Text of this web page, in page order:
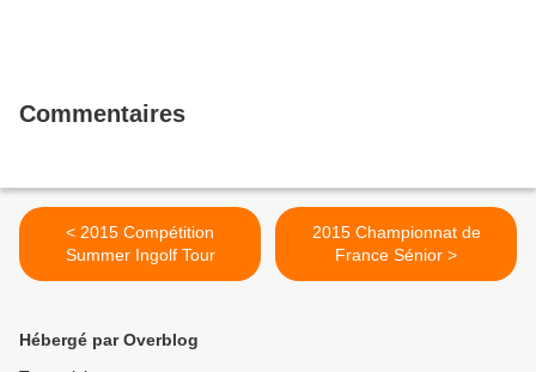
Commentaires
< 2015 Compétition
Summer Ingolf Tour
2015 Championnat de
France Sénior >
Hébergé par Overblog